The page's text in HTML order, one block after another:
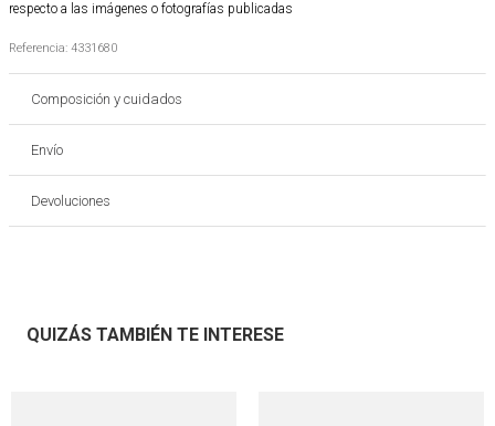
respecto a las imágenes o fotografías publicadas
Referencia: 4331680
Composición y cuidados
Envío
Devoluciones
QUIZÁS TAMBIÉN TE INTERESE